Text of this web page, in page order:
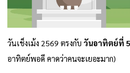
วันเช็งเม้ง 2569 ตรงกับ วันอาทิตย์ที่
อาทิตย์พอดี คาดว่าคนจะเยอะมาก)